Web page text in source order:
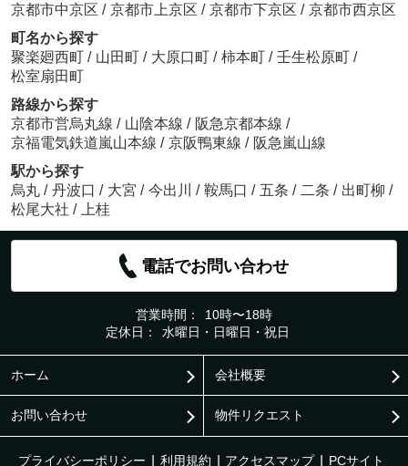
京都市中京区 / 京都市上京区 / 京都市下京区 / 京都市西京区
町名から探す
聚楽廻西町 / 山田町 / 大原口町 / 柿本町 / 壬生松原町 /
松室扇田町
路線から探す
京都市営烏丸線 / 山陰本線 / 阪急京都本線 /
京福電気鉄道嵐山本線 / 京阪鴨東線 / 阪急嵐山線
駅から探す
烏丸 / 丹波口 / 大宮 / 今出川 / 鞍馬口 / 五条 / 二条 / 出町柳 /
松尾大社 / 上桂
電話でお問い合わせ
営業時間：
10時〜18時
定休日：
水曜日・日曜日・祝日
ホーム 会社概要
お問い合わせ 物件リクエスト
プライバシーポリシー 利用規約 アクセスマップ PCサイト